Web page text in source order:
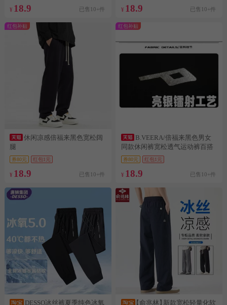
¥ 18.9 已售10+件 ¥ 18.9 已售10+件
红包补贴
休闲凉感倍福来黑色宽松阔
腿
券80元 红包1元
¥ 18.9 已售10+件
红包补贴
B.VEERA/倍福来黑色男女
同款休闲裤宽松透气运动裤百搭
冰券80元 红包1元
¥ 18.9 已售10+件
DESSO冰丝裤夏季纯色冰氧
【俞兆林】新款宽松轻量化软